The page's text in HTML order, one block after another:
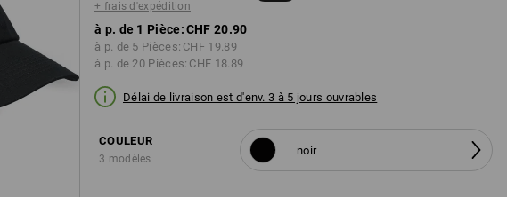
+ frais d'expédition
à p. de 1 Pièce:CHF 20.90
à p. de 5 Pièces: CHF 19.89
à p. de 20 Pièces: CHF 18.89
Délai de livraison est d'env. 3 à 5 jours ouvrables
COULEUR
3 modèles
noir